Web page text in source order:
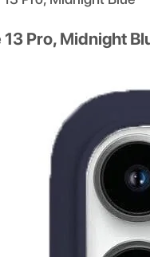
Pro, Midnight